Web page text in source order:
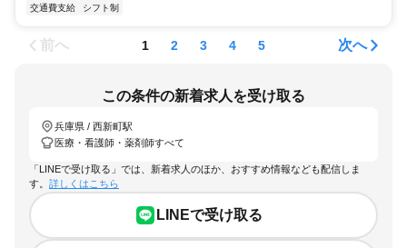
交通費支給 シフト制
前へ 1 2 3 4 5 次へ
この条件の新着求人を受け取る
兵庫県 / 西新町駅
医療・看護師・薬剤師すべて
「LINEで受け取る」では、新着求人のほか、おすすめ情報なども配信しま
す。 詳しくはこちら
LINEで受け取る